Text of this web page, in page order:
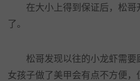
在大小上得到保证后，松哥
了。
松哥发现以往的小龙虾需要
女孩子做了美甲会有点不方便，